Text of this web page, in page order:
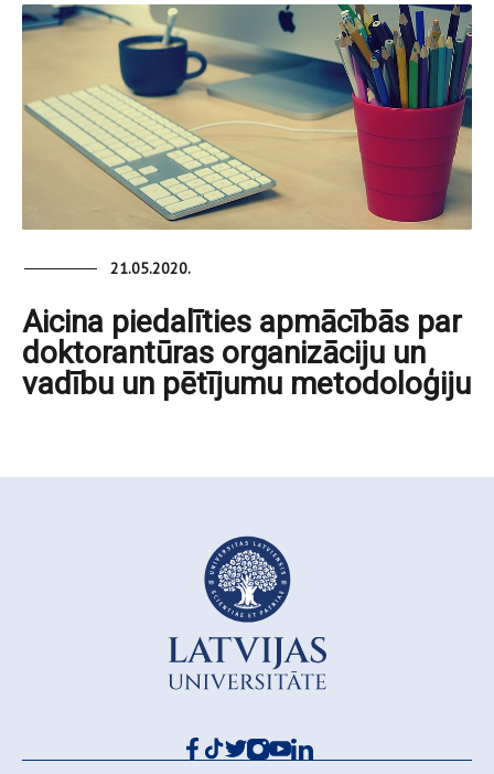
21.05.2020.
Aicina piedalīties apmācībās par
doktorantūras organizāciju un
vadību un pētījumu metodoloģiju